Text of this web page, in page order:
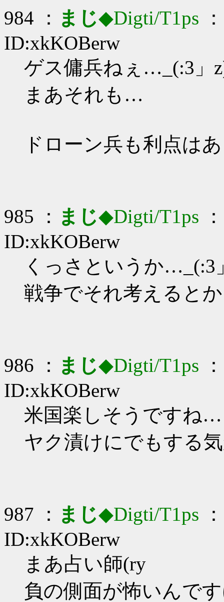
984 ： まじ◆Digti/T1ps
ID:xkKOBerw
ゲス傭兵ねぇ…_(:3」
まあそれも…
ドローン兵も利点は
985 ： まじ◆Digti/T1ps
ID:xkKOBerw
くっさというか…_(:3
戦争でそれ考えると
986 ： まじ◆Digti/T1ps
ID:xkKOBerw
米国楽しそうですね
ヤク漬けにでもする
987 ： まじ◆Digti/T1ps
ID:xkKOBerw
まあ占い師(ry
負の側面が怖いんで